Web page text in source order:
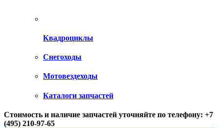
Квадроциклы
Снегоходы
Мотовездеходы
Каталоги запчастей
Стоимость и наличие запчастей уточняйте по телефону: +7
(495) 210-97-65